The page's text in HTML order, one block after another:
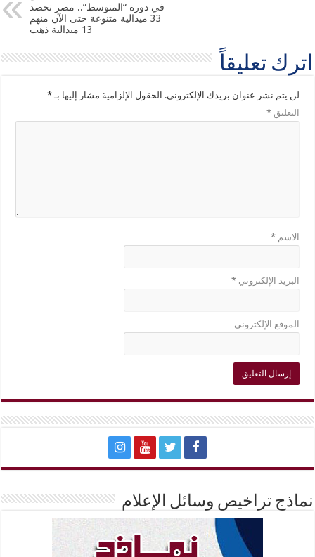
في دورة “المتوسط”.. مصر تحصد
33 ميدالية متنوعة حتى الآن منهم
13 ميدالية ذهب
اترك تعليقاً
لن يتم نشر عنوان بريدك الإلكتروني. الحقول الإلزامية مشار إليها بـ*
التعليق*
الاسم*
البريد الإلكتروني*
الموقع الإلكتروني
نماذج تراخيص وسائل الإعلام